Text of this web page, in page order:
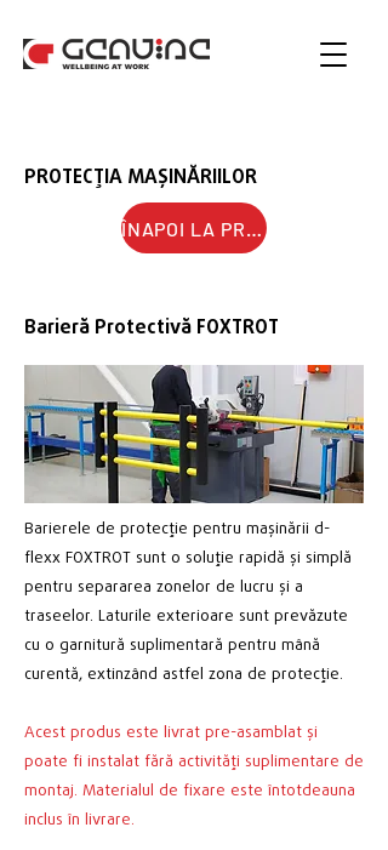
PROTECȚIA MAȘINĂRIILOR
Barieră Protectivă FOXTROT
Barierele de protecție pentru mașinării d-
flexx FOXTROT sunt o soluție rapidă și simplă
pentru separarea zonelor de lucru și a
traseelor. Laturile exterioare sunt prevăzute
cu o garnitură suplimentară pentru mână
curentă, extinzând astfel zona de protecție.
Acest produs este livrat pre-asamblat și
poate fi instalat fără activități suplimentare de
montaj. Materialul de fixare este întotdeauna
inclus în livrare.